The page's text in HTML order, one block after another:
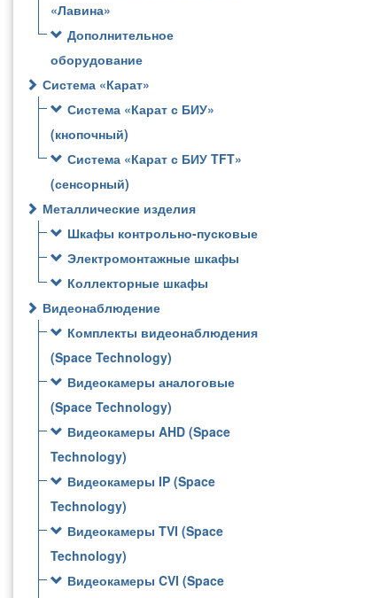
«Лавина»
Дополнительное
оборудование
Система «Карат»
Система «Карат с БИУ»
(кнопочный)
Система «Карат с БИУ TFT»
(сенсорный)
Металлические изделия
Шкафы контрольно-пусковые
Электромонтажные шкафы
Коллекторные шкафы
Видеонаблюдение
Комплекты видеонаблюдения
(Space Technology)
Видеокамеры аналоговые
(Space Technology)
Видеокамеры AHD (Space
Technology)
Видеокамеры IP (Space
Technology)
Видеокамеры TVI (Space
Technology)
Видеокамеры CVI (Space